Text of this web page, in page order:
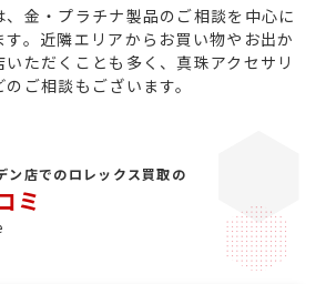
金・プラチナ製品のご相談を中心に
。近隣エリアからお買い物やお出か
ただくことも多く、真珠アクセサリ
ご相談もございます。
ン店でのロレックス買取の
ミ